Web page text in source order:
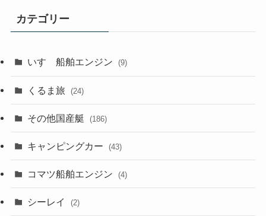
カテゴリー
いすゞ船舶エンジン (9)
くるま旅 (24)
その他国産艇 (186)
キャンピングカー (43)
コマツ船舶エンジン (4)
シーレイ (2)